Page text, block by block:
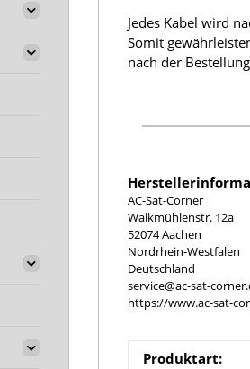
Jedes Kabel wird
Somit
nach der
AC-Sat-Corner
Walkmühlenstr. 12a
52074 Aachen
Nordrhein-Westfalen
Deutschland
service@ac-sat-
https://www.ac-sat-
Produktart: